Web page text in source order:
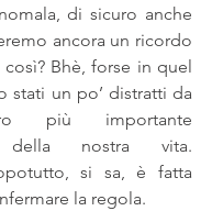
di sicuro anche
ancora un ricordo
Bhè, forse in quel
stati un po’ distratti da
più importante
della nostra vita.
si sa, è fatta
la regola.